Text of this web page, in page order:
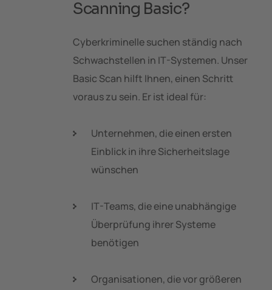
Scanning Basic?
Cyberkriminelle suchen ständig nach
Schwachstellen in IT-Systemen. Unser
Basic Scan hilft Ihnen, einen Schritt
voraus zu sein. Er ist ideal für:
Unternehmen, die einen ersten
Einblick in ihre Sicherheitslage
wünschen
IT-Teams, die eine unabhängige
Überprüfung ihrer Systeme
benötigen
Organisationen, die vor größeren